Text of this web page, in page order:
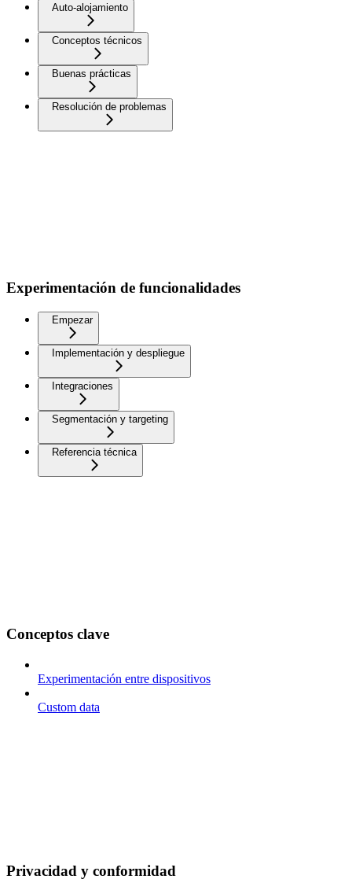
Auto-alojamiento
Conceptos técnicos
Buenas prácticas
Resolución de problemas
Experimentación de funcionalidades
Empezar
Implementación y despliegue
Integraciones
Segmentación y targeting
Referencia técnica
Conceptos clave
Experimentación entre dispositivos
Custom data
Privacidad y conformidad